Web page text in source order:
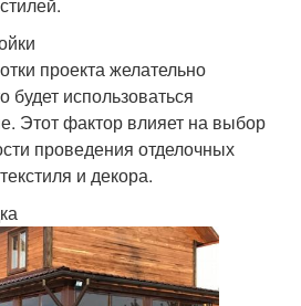
проекта желательно
будет использоваться
Этот фактор влияет на выбор
проведения отделочных
и декора.